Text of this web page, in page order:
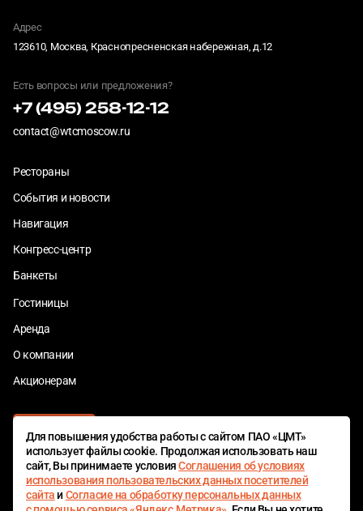
Адрес
123610, Москва, Краснопресненская набережная, д.12
Есть вопросы или предложения?
+7 (495) 258-12-12
contact@wtcmoscow.ru
Рестораны
События и новости
Навигация
Конгресс-центр
Банкеты
Гостиницы
Аренда
О компании
Акционерам
ЦМТ БОНУС
Для повышения удобства работы с сайтом ПАО «ЦМТ»
использует файлы cookie. Продолжая использовать наш
сайт, Вы принимаете условияСоглашения об условиях
использования пользовательских данных посетителей
сайтаиСогласие на обработку персональных данных